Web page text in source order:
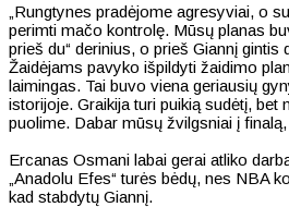
„Rungtynes pradėjome agresyviai, o
perimti mačo kontrolę. Mūsų planas
prieš du“ derinius, o prieš Giannį gintis
Žaidėjams pavyko išpildyti žaidimo
laimingas. Tai buvo viena geriausių
istorijoje. Graikija turi puikią sudėtį, bet
puolime. Dabar mūsų žvilgsniai į
Ercanas Osmani labai gerai atliko
„Anadolu Efes“ turės bėdų, nes NBA
kad stabdytų Giannį.